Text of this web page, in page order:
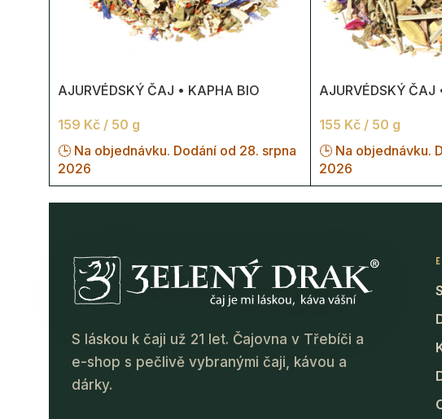
AJURVÉDSKÝ ČAJ • KAPHA BIO
159 Kč / 50 g
🕒 Na objednávku. Dodání od 28. srpna
2026
AJURVÉDSKÝ ČAJ
155 Kč/ 50 g
🕒 Na objednávku.
2026
S láskou k čaji už 21 let. Čajovna v Třebíči a
e-shop s pečlivě vybranými čaji, kávou a
dárky.